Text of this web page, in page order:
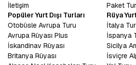
İletişim
Paket
Popüler Yurt Dışı Turları
Otobüsle Avrupa Turu
Avrupa Rüyası Plus
İskandinav Rüyası
Britanya Rüyası
Rüya
İtalya
İspanya
Sicilya
İsviçre